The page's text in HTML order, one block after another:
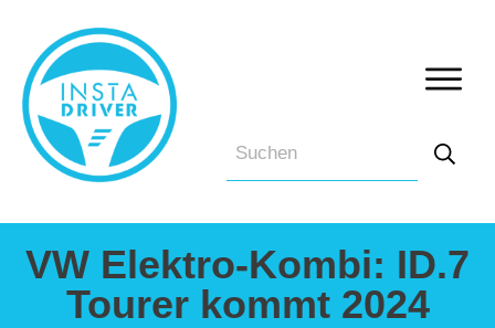
VW Elektro-Kombi: ID.7
Tourer kommt 2024